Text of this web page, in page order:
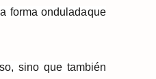
forma onduladaque
sino que también